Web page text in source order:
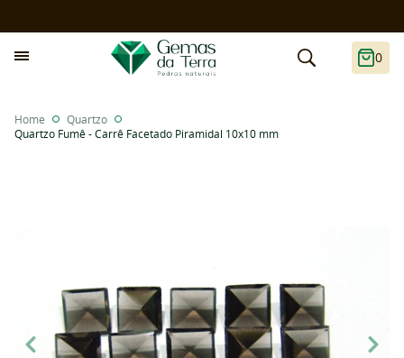
0
Home
Quartzo
Quartzo Fumê - Carrê Facetado Piramidal 10x10 mm